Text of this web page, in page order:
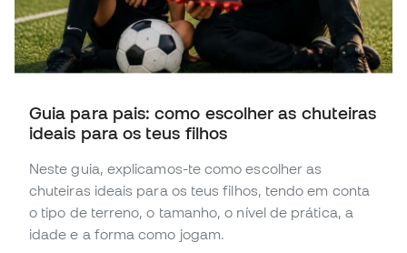
Guia para pais: como escolher as chuteiras
ideais para os teus filhos
Neste guia, explicamos-te como escolher as
chuteiras ideais para os teus filhos, tendo em conta
o tipo de terreno, o tamanho, o nível de prática, a
idade e a forma como jogam.